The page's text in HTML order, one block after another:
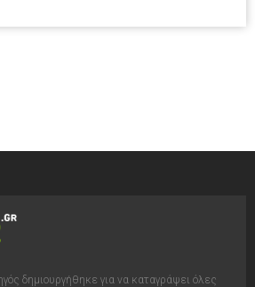
δημιουργήθηκε για να καταγράψει όλες